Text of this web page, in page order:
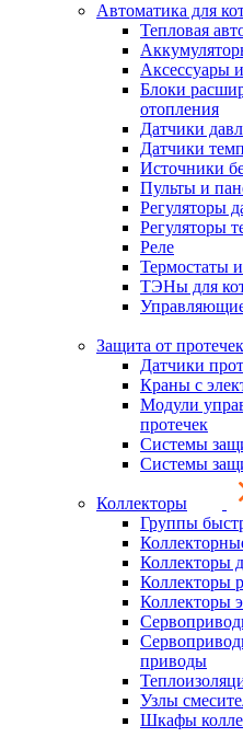
Автоматика для
Тепловая
Аксессуары
Блоки
отопления
Датчики
Датчики
Источники
Пульты и
Регуляторы
Регуляторы
Реле
Термостаты
ТЭНы для
Защита от протечек
Датчики
Краны с
Модули
протечек
Системы
Системы
Коллекторы
Группы
Коллекторы
Коллекторы
Коллекторы
приводы
Узлы
Шкафы